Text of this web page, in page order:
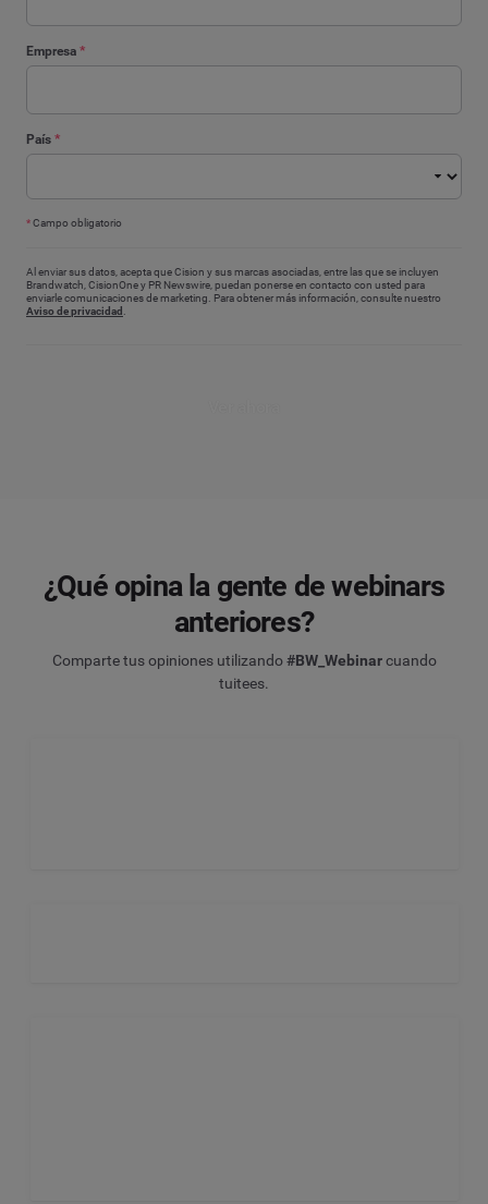
Empresa *
País *
*Campo obligatorio
Al enviar sus datos, acepta que Cision y sus marcas asociadas, entre las que se incluyen
Brandwatch, CisionOne y PR Newswire, puedan ponerse en contacto con usted para
enviarle comunicaciones de marketing. Para obtener más información, consulte nuestro
Aviso de privacidad .
¿Qué opina la gente de webinars
anteriores?
Comparte tus opiniones utilizando#BW_Webinarcuando
tuitees.